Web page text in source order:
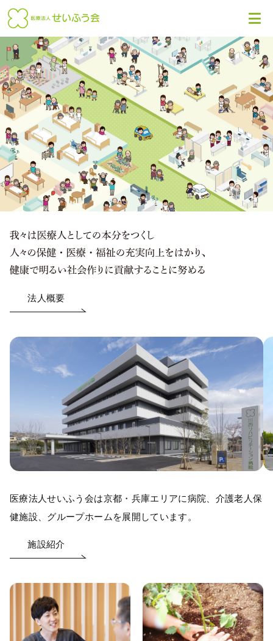
法人概要
医療法人せいふう会は京都・兵庫エリアに病院、介護老人保
健施設、グループホームを展開しています。
施設紹介